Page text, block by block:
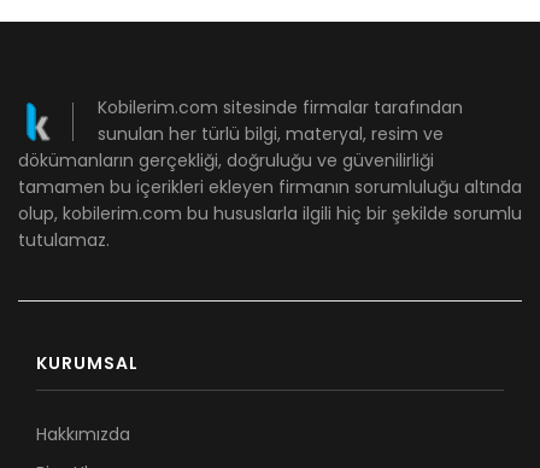
Kobilerim.com sitesinde firmalar tarafından
sunulan her türlü bilgi, materyal, resim ve
dökümanların gerçekliği, doğruluğu ve güvenilirliği
tamamen bu içerikleri ekleyen firmanın sorumluluğu altında
olup, kobilerim.com bu hususlarla ilgili hiç bir şekilde sorumlu
tutulamaz.
KURUMSAL
Hakkımızda